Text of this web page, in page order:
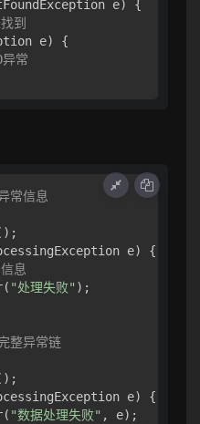
e) {
到
e) {
常
常信息
e) {
息
"处理失败" );
整异常链
e) {
"数据处理失败" , e);